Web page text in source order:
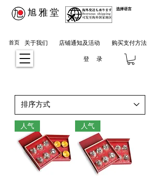
登 录
​旭雅堂 选择语言
首页 关于我们 店铺通知及活动 购买支付方法
人气 人气